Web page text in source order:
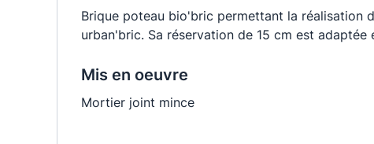
Brique poteau bio'bric permettant la réalisation
urban'bric. Sa réservation de 15 cm est adaptée
Mis en oeuvre
Mortier joint mince